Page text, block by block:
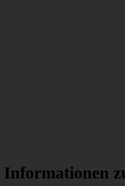
Informationen